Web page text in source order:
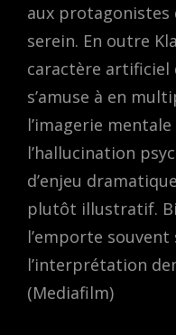
aux protagonistes
serein. En outre
caractère artificiel
s’amuse à en
l’imagerie
l’hallucination
d’enjeu
plutôt illustratif.
l’emporte souvent
l’interprétation
(Mediafilm)